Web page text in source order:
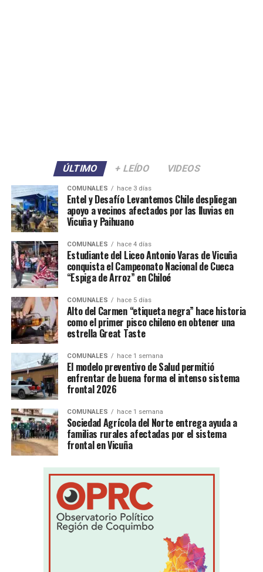
ÚLTIMO + LEÍDO VIDEOS
COMUNALES hace 3 días
Entel y Desafío Levantemos Chile despliegan
apoyo a vecinos afectados por las lluvias en
Vicuña y Paihuano
COMUNALES hace 4 días
Estudiante del Liceo Antonio Varas de Vicuña
conquista el Campeonato Nacional de Cueca
“Espiga de Arroz” en Chiloé
COMUNALES hace 5 días
Alto del Carmen “etiqueta negra” hace historia
como el primer pisco chileno en obtener una
estrella Great Taste
COMUNALES hace 1 semana
El modelo preventivo de Salud permitió
enfrentar de buena forma el intenso sistema
frontal 2026
COMUNALES hace 1 semana
Sociedad Agrícola del Norte entrega ayuda a
familias rurales afectadas por el sistema
frontal en Vicuña